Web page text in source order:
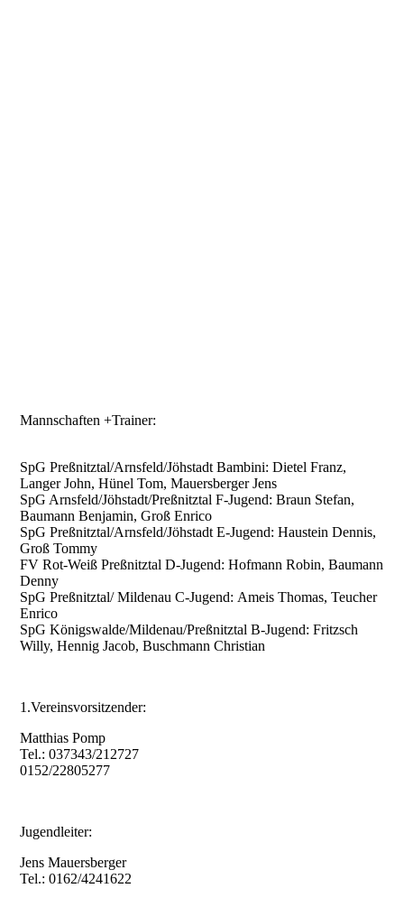
Mannschaften +Trainer:
SpG Preßnitztal/Arnsfeld/Jöhstadt Bambini: Dietel Franz,
Langer John, Hünel Tom, Mauersberger Jens
SpG Arnsfeld/Jöhstadt/Preßnitztal F-Jugend: Braun Stefan,
Baumann Benjamin, Groß Enrico
SpG Preßnitztal/Arnsfeld/Jöhstadt E-Jugend: Haustein Dennis,
Groß Tommy
FV Rot-Weiß Preßnitztal D-Jugend: Hofmann Robin, Baumann
Denny
SpG Preßnitztal/ Mildenau C-Jugend: Ameis Thomas, Teucher
Enrico
SpG Königswalde/Mildenau/Preßnitztal B-Jugend: Fritzsch
Willy, Hennig Jacob, Buschmann Christian
1.Vereinsvorsitzender:
Matthias Pomp
Tel.: 037343/212727
0152/22805277
Jugendleiter:
Jens Mauersberger
Tel.: 0162/4241622